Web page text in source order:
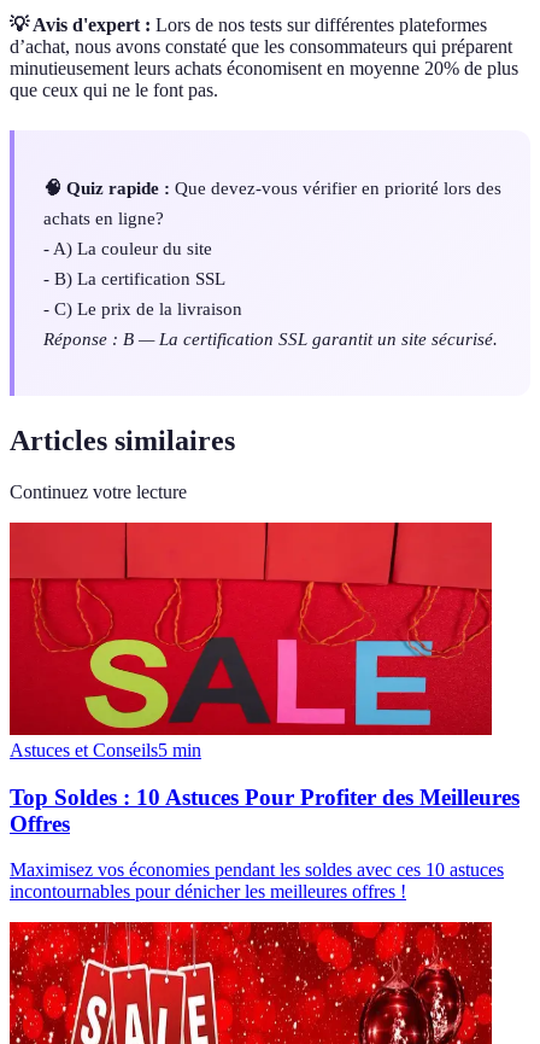
💡 Avis d'expert : Lors de nos tests sur différentes plateformes
d’achat, nous avons constaté que les consommateurs qui préparent
minutieusement leurs achats économisent en moyenne 20% de plus
que ceux qui ne le font pas.
🧠 Quiz rapide : Que devez-vous vérifier en priorité lors des
achats en ligne?
- A) La couleur du site
- B) La certification SSL
- C) Le prix de la livraison
Réponse : B — La certification SSL garantit un site sécurisé.
Articles similaires
Continuez votre lecture
Astuces et Conseils5 min
Top Soldes : 10 Astuces Pour Profiter des Meilleures
Offres
Maximisez vos économies pendant les soldes avec ces 10 astuces
incontournables pour dénicher les meilleures offres !